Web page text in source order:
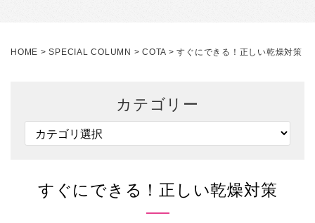
HOME >SPECIAL COLUMN > COTA >すぐにできる！正しい乾燥対策
カテゴリー
すぐにできる！正しい乾燥対策